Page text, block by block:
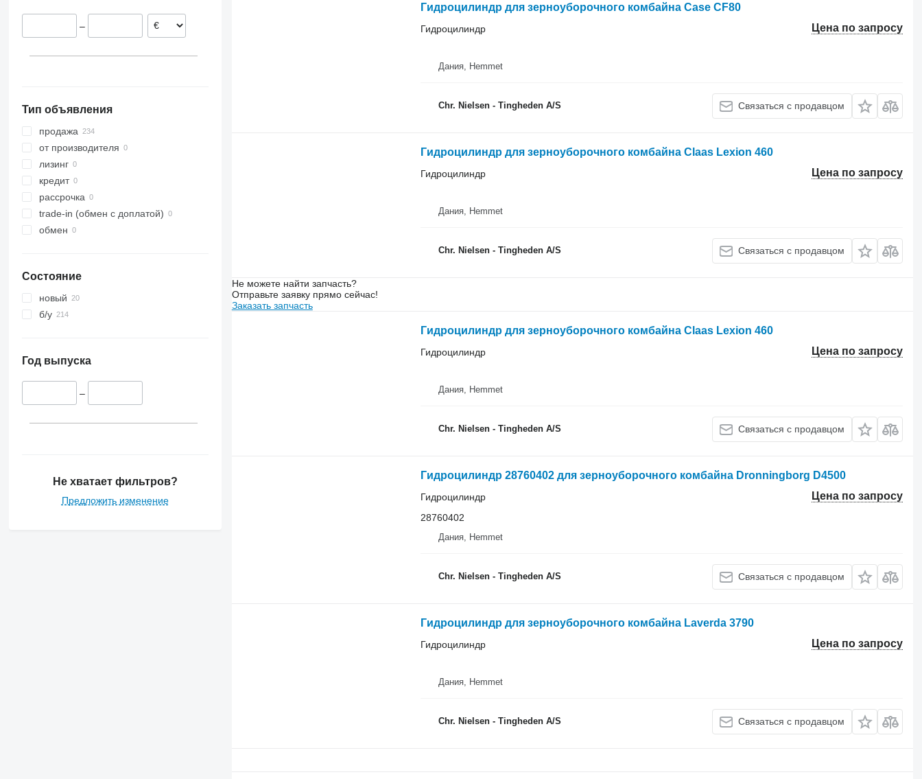
–
Тип объявления
продажа
от производителя
лизинг
кредит
рассрочка
trade-in (обмен с доплатой)
обмен
Состояние
новый
б/у
Год выпуска
–
Не хватает фильтров?
Предложить изменение
Гидроцилиндр для зерноуборочного комбайна Case CF80
Цена по запросу
Гидроцилиндр
Дания, Hemmet
Chr. Nielsen - Tingheden A/S Связаться с продавцом
Гидроцилиндр для зерноуборочного комбайна Claas Lexion 460
Цена по запросу
Гидроцилиндр
Дания, Hemmet
Chr. Nielsen - Tingheden A/S Связаться с продавцом
Не можете найти запчасть?
Отправьте заявку прямо сейчас!
Заказать запчасть
Гидроцилиндр для зерноуборочного комбайна Claas Lexion 460
Цена по запросу
Гидроцилиндр
Дания, Hemmet
Chr. Nielsen - Tingheden A/S Связаться с продавцом
Гидроцилиндр 28760402 для зерноуборочного комбайна Dronningborg D4500
Цена по запросу
Гидроцилиндр
28760402
Дания, Hemmet
Chr. Nielsen - Tingheden A/S Связаться с продавцом
Гидроцилиндр для зерноуборочного комбайна Laverda 3790
Цена по запросу
Гидроцилиндр
Дания, Hemmet
Chr. Nielsen - Tingheden A/S Связаться с продавцом